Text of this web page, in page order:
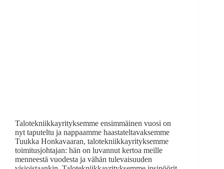
Talotekniikkayrityksemme ensimmäinen vuosi on
nyt taputeltu ja nappaamme haastateltavaksemme
Tuukka Honkavaaran, talotekniikkayrityksemme
toimitusjohtajan: hän on luvannut kertoa meille
menneestä vuodesta ja vähän tulevaisuuden